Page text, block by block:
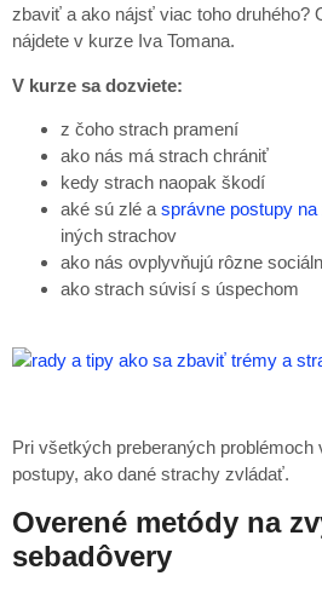
zbaviť a ako nájsť viac toho druhého?
nájdete v kurze Iva Tomana.
V kurze sa dozviete:
z čoho strach pramení
ako nás má strach chrániť
kedy strach naopak škodí
aké sú zlé a správne postupy
iných strachov
ako nás ovplyvňujú rôzne
ako strach súvisí s úspechom
Pri všetkých preberaných problémoch
postupy, ako dané strachy zvládať.
Overené metódy na
sebadôvery